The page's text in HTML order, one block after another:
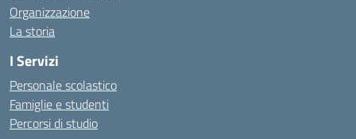
Organizzazione
La storia
I Servizi
Personale scolastico
Famiglie e studenti
Percorsi di studio